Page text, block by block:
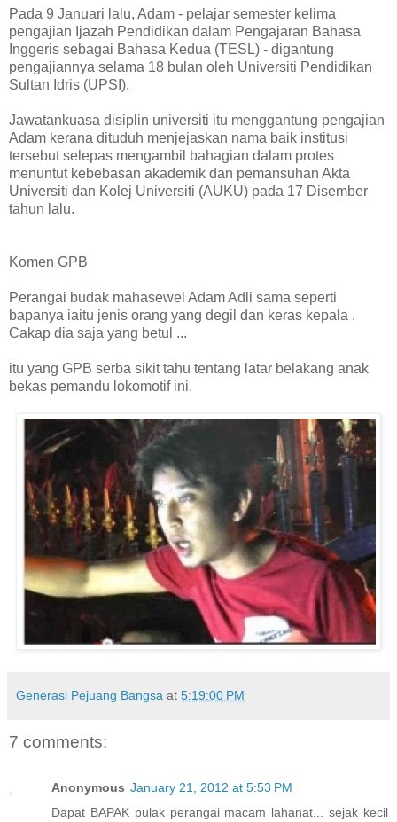
Pada 9 Januari lalu, Adam - pelajar semester kelima
pengajian Ijazah Pendidikan dalam Pengajaran Bahasa
Inggeris sebagai Bahasa Kedua (TESL) - digantung
pengajiannya selama 18 bulan oleh Universiti Pendidikan
Sultan Idris (UPSI).
Jawatankuasa disiplin universiti itu menggantung pengajian
Adam kerana dituduh menjejaskan nama baik institusi
tersebut selepas mengambil bahagian dalam protes
menuntut kebebasan akademik dan pemansuhan Akta
Universiti dan Kolej Universiti (AUKU) pada 17 Disember
tahun lalu.
Komen GPB
Perangai budak mahasewel Adam Adli sama seperti
bapanya iaitu jenis orang yang degil dan keras kepala .
Cakap dia saja yang betul ...
itu yang GPB serba sikit tahu tentang latar belakang anak
bekas pemandu lokomotif ini.
Generasi Pejuang Bangsa at 5:19:00 PM
7 comments:
Anonymous January 21, 2012 at 5:53 PM
Dapat BAPAK pulak perangai macam lahanat... sejak kecil